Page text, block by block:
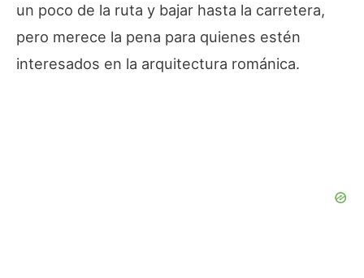
un poco de la ruta y bajar hasta la carretera,
pero merece la pena para quienes estén
interesados en la arquitectura románica.